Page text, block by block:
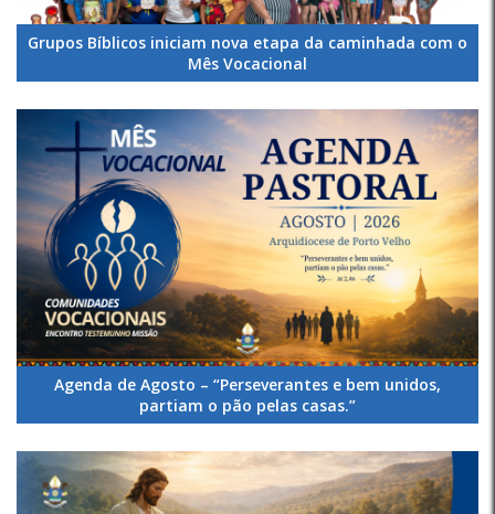
Grupos Bíblicos iniciam nova etapa da caminhada com o
Mês Vocacional
Agenda de Agosto – “Perseverantes e bem unidos,
partiam o pão pelas casas.”